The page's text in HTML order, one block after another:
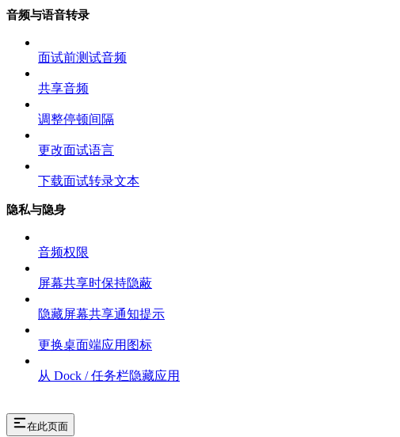
音频与语音转录
面试前测试音频
共享音频
调整停顿间隔
更改面试语言
下载面试转录文本
隐私与隐身
音频权限
屏幕共享时保持隐蔽
隐藏屏幕共享通知提示
更换桌面端应用图标
从 Dock / 任务栏隐藏应用
在此页面